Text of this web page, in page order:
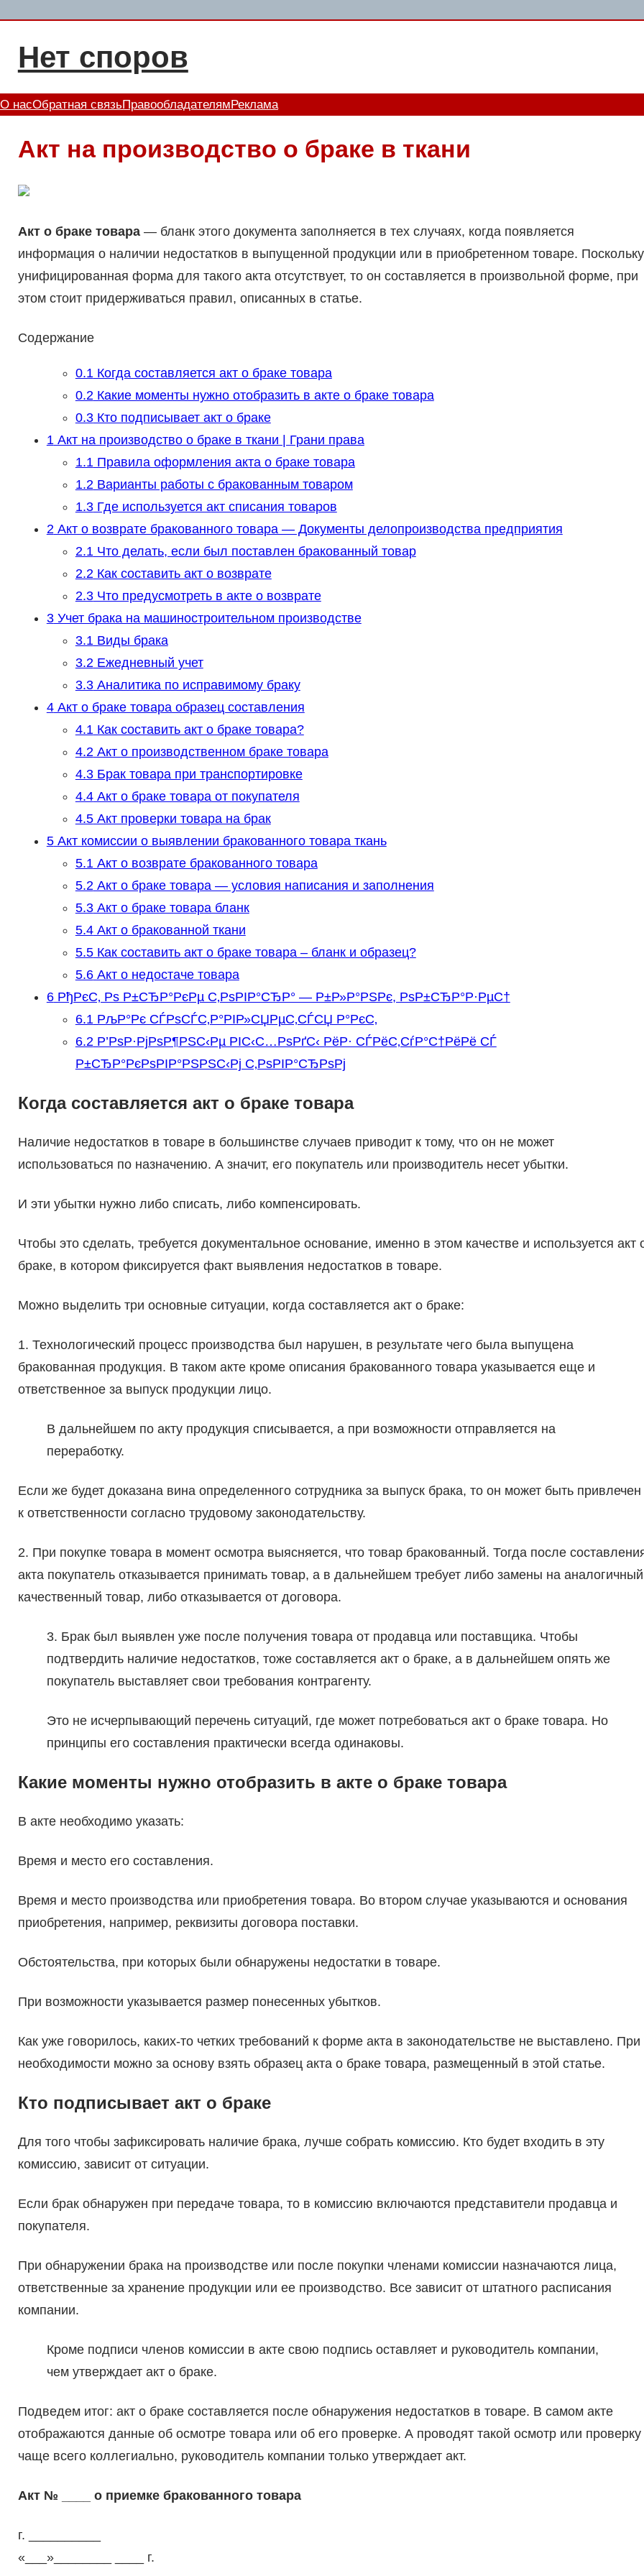
содержимому
Нет споров
О насОбратная связьПравообладателям Реклама
Акт на производство о браке в ткани
Акт о браке товара— бланк этого документа заполняется в тех случаях, когда появляется
информация о наличии недостатков в выпущенной продукции или в приобретенном товаре. Поскольку
унифицированная форма для такого акта отсутствует, то он составляется в произвольной форме, при
этом стоит придерживаться правил, описанных в статье.
Содержание
0.1Когда составляется акт о браке товара
0.2Какие моменты нужно отобразить в акте о браке товара
0.3Кто подписывает акт о браке
1Акт на производство о браке в ткани | Грани права
1.1Правила оформления акта о браке товара
1.2Варианты работы с бракованным товаром
1.3Где используется акт списания товаров
2Акт о возврате бракованного товара — Документы делопроизводства предприятия
2.1Что делать, если был поставлен бракованный товар
2.2Как составить акт о возврате
2.3Что предусмотреть в акте о возврате
3Учет брака на машиностроительном производстве
3.1Виды брака
3.2Ежедневный учет
3.3Аналитика по исправимому браку
4Акт о браке товара образец составления
4.1Как составить акт о браке товара?
4.2Акт о производственном браке товара
4.3Брак товара при транспортировке
4.4Акт о браке товара от покупателя
4.5Акт проверки товара на брак
5Акт комиссии о выявлении бракованного товара ткань
5.1Акт о возврате бракованного товара
5.2Акт о браке товара — условия написания и заполнения
5.3Акт о браке товара бланк
5.4Акт о бракованной ткани
5.5Как составить акт о браке товара – бланк и образец?
5.6Акт о недостаче товара
6РђРєС‚ Рѕ Р±СЂР°РєРµ С‚РѕРІР°СЂР° — Р±Р»Р°РЅРє, РѕР±СЂР°Р·РµС†
6.1РљР°Рє СЃРѕСЃС‚Р°РІР»СЏРµС‚СЃСЏ Р°РєС‚
6.2Р’РѕР·РјРѕР¶РЅС‹Рµ РІС‹С…РѕРґС‹ РёР· СЃРёС‚СѓР°С†РёРё СЃ
Р±СЂР°РєРѕРІР°РЅРЅС‹Рј С‚РѕРІР°СЂРѕРј
Когда составляется акт о браке товара
Наличие недостатков в товаре в большинстве случаев приводит к тому, что он не может
использоваться по назначению. А значит, его покупатель или производитель несет убытки.
И эти убытки нужно либо списать, либо компенсировать.
Чтобы это сделать, требуется документальное основание, именно в этом качестве и используется акт
браке, в котором фиксируется факт выявления недостатков в товаре.
Можно выделить три основные ситуации, когда составляется акт о браке:
1. Технологический процесс производства был нарушен, в результате чего была выпущена
бракованная продукция. В таком акте кроме описания бракованного товара указывается еще и
ответственное за выпуск продукции лицо.
В дальнейшем по акту продукция списывается, а при возможности отправляется на
переработку.
Если же будет доказана вина определенного сотрудника за выпуск брака, то он может быть привлечен
к ответственности согласно трудовому законодательству.
2. При покупке товара в момент осмотра выясняется, что товар бракованный. Тогда после
акта покупатель отказывается принимать товар, а в дальнейшем требует либо замены на
качественный товар, либо отказывается от договора.
3. Брак был выявлен уже после получения товара от продавца или поставщика. Чтобы
подтвердить наличие недостатков, тоже составляется акт о браке, а в дальнейшем опять же
покупатель выставляет свои требования контрагенту.
Это не исчерпывающий перечень ситуаций, где может потребоваться акт о браке товара. Но
принципы его составления практически всегда одинаковы.
Какие моменты нужно отобразить в акте о браке товара
В акте необходимо указать:
Время и место его составления.
Время и место производства или приобретения товара. Во втором случае указываются и основания
приобретения, например, реквизиты договора поставки.
Обстоятельства, при которых были обнаружены недостатки в товаре.
При возможности указывается размер понесенных убытков.
Как уже говорилось, каких-то четких требований к форме акта в законодательстве не выставлено. При
необходимости можно за основу взять образец акта о браке товара, размещенный в этой статье.
Кто подписывает акт о браке
Для того чтобы зафиксировать наличие брака, лучше собрать комиссию. Кто будет входить в эту
комиссию, зависит от ситуации.
Если брак обнаружен при передаче товара, то в комиссию включаются представители продавца и
покупателя.
При обнаружении брака на производстве или после покупки членами комиссии назначаются лица,
ответственные за хранение продукции или ее производство. Все зависит от штатного расписания
компании.
Кроме подписи членов комиссии в акте свою подпись оставляет и руководитель компании,
чем утверждает акт о браке.
Подведем итог: акт о браке составляется после обнаружения недостатков в товаре. В самом акте
отображаются данные об осмотре товара или об его проверке. А проводят такой осмотр или проверку
чаще всего коллегиально, руководитель компании только утверждает акт.
Акт № ____ о приемке бракованного товара
г. __________
«___»________ ____ г.